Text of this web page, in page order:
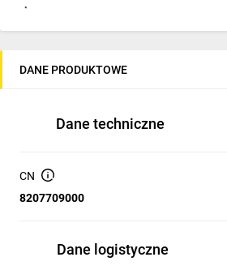
DANE PRODUKTOWE
Dane techniczne
CN
8207709000
Dane logistyczne